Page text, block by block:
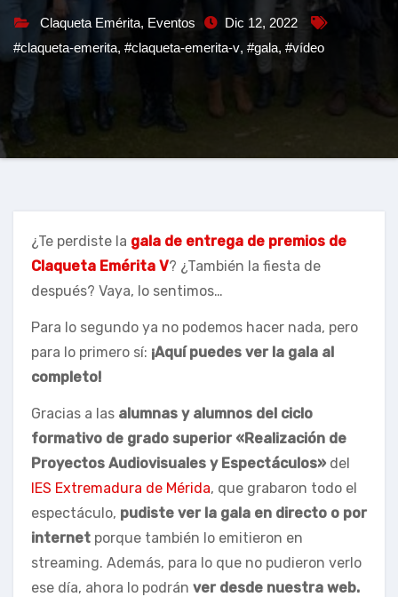
Claqueta Emérita, Eventos
Dic 12, 2022
#claqueta-emerita, #claqueta-emerita-v, #gala, #vídeo
¿Te perdiste la gala de entrega de premios de
Claqueta Emérita V? ¿También la fiesta de
después? Vaya, lo sentimos…
Para lo segundo ya no podemos hacer nada, pero
para lo primero sí: ¡Aquí puedes ver la gala al
completo!
Gracias a las alumnas y alumnos del ciclo
formativo de grado superior «Realización de
Proyectos Audiovisuales y Espectáculos» del
IES Extremadura de Mérida, que grabaron todo el
espectáculo, pudiste ver la gala en directo o por
internet porque también lo emitieron en
streaming. Además, para lo que no pudieron verlo
ese día, ahora lo podrán ver desde nuestra web.